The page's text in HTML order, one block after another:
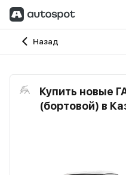
Назад
Главная
Купить новые
(бортовой) в